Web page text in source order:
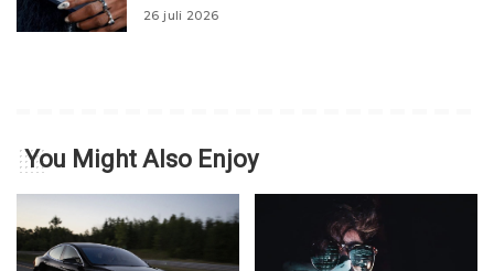
26 juli 2026
You Might Also Enjoy